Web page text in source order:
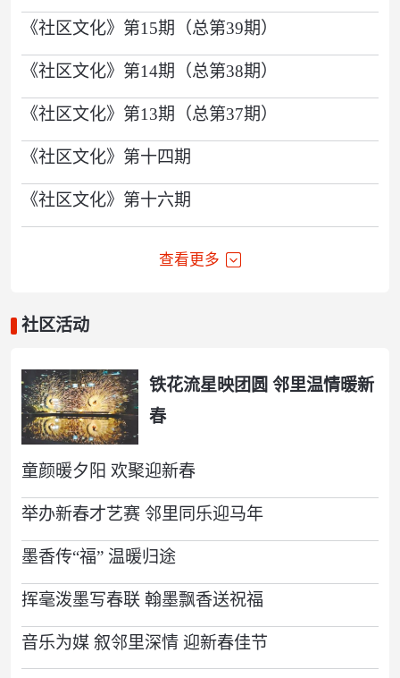
《社区文化》第15期（总第39期）
《社区文化》第14期（总第38期）
《社区文化》第13期（总第37期）
《社区文化》第十四期
《社区文化》第十六期
查看更多
社区活动
铁花流星映团圆 邻里温情暖新
春
童颜暖夕阳 欢聚迎新春
举办新春才艺赛 邻里同乐迎马年
墨香传“福” 温暖归途
挥毫泼墨写春联 翰墨飘香送祝福
音乐为媒 叙邻里深情 迎新春佳节